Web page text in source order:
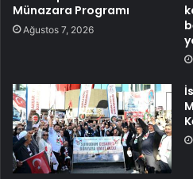
Münazara Programı
Ağustos 7, 2026